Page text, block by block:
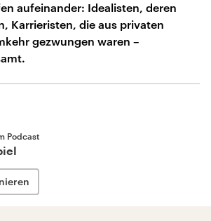
aufeinander: Idealisten, deren
Karrieristen, die aus privaten
gezwungen waren –
Podcast